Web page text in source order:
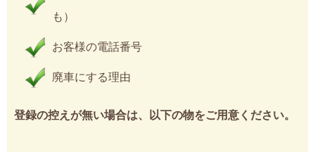
も）
お客様の電話番号
廃車にする理由
登録の控えが無い場合は、以下の物をご用意ください。